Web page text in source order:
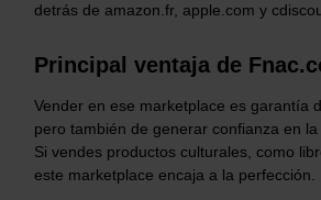
detrás de amazon.fr, apple.com y
Principal ventaja de
Vender en ese marketplace es garantía
pero también de generar confianza en la
Si vendes productos culturales, como
este marketplace encaja a la perfección.